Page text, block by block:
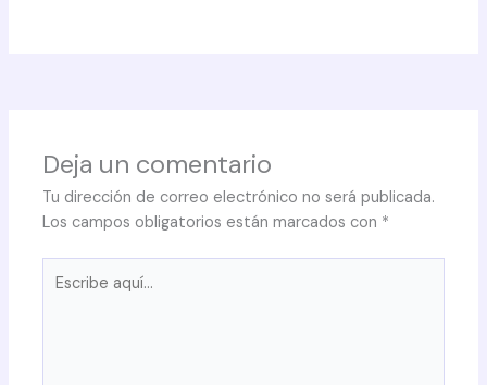
Deja un comentario
Tu dirección de correo electrónico no será publicada.
Los campos obligatorios están marcados con *
aquí...